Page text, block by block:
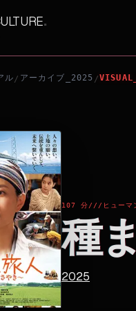
.
ル / アーカイブ_2025 /
107 分/// ヒューマ
種
2025
のささやき～